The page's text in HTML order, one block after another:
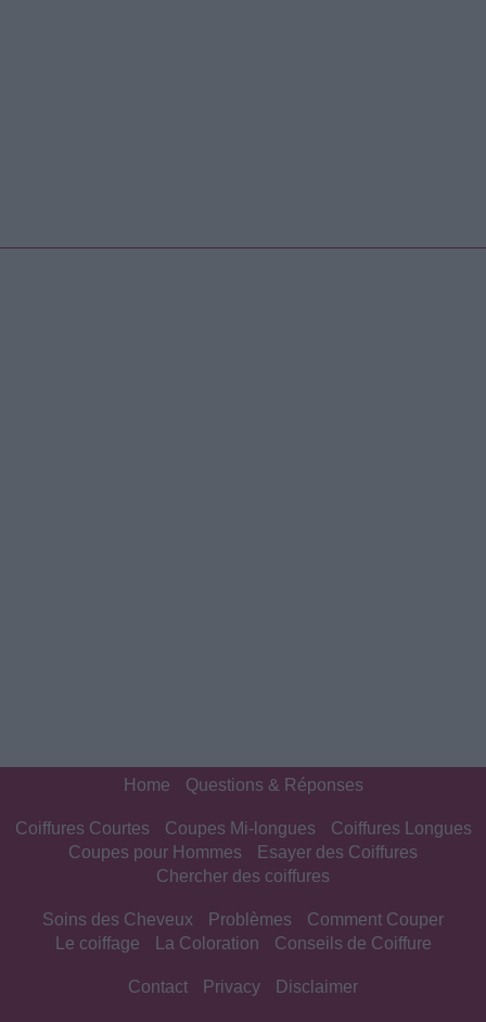
Home Questions & Réponses
Coiffures Courtes Coupes Mi-longues
Coiffures Longues
Coupes pour Hommes
Esayer des Coiffures
Chercher des coiffures
Soins des Cheveux Problèmes
Comment Couper
Le coiffage
La Coloration Conseils de Coiffure
Contact Privacy Disclaimer